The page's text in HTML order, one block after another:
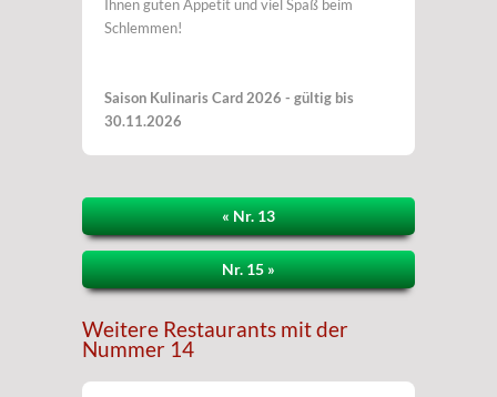
Ihnen guten Appetit und viel Spaß beim
Schlemmen!
Saison Kulinaris Card 2026 - gültig bis
30.11.2026
« Nr. 13
Nr. 15 »
Weitere Restaurants mit der
Nummer 14